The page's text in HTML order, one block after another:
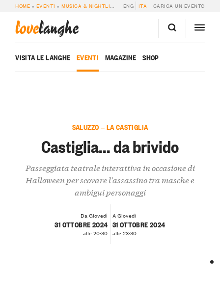
HOME » EVENTI »MUSICA & NIGHTLIFE CASTIGLIA… DA BRIVIDO
ENG ITA CARICA UN EVENTO
lovelanghe
VISITA LE LANGHE EVENTI MAGAZINE SHOP
SALUZZO — LA CASTIGLIA
Castiglia... da brivido
Passeggiata teatrale interattiva in occasione di
Halloween per scovare l'assassino tra masche e
ambigui personaggi
Da Giovedì
31 OTTOBRE 2024
alle 20:30
A Giovedì
31 OTTOBRE 2024
alle 23:30